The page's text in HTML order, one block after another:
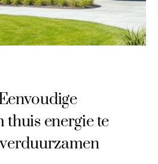
thuis energie te